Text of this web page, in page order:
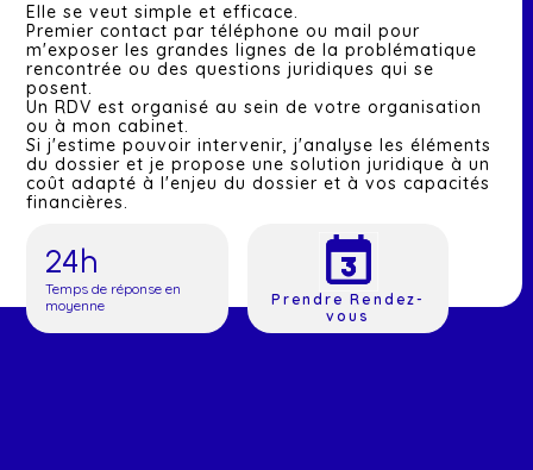
Elle se veut simple et efficace.
Premier contact par téléphone ou mail pour
m'exposer les grandes lignes de la problématique
rencontrée ou des questions juridiques qui se
posent.
Un RDV est organisé au sein de votre organisation
ou à mon cabinet.
Si j'estime pouvoir intervenir, j'analyse les éléments
du dossier et je propose une solution juridique à un
coût adapté à l'enjeu du dossier et à vos capacités
financières.
24h
Temps de réponse en
moyenne
Prendre Rendez-
vous